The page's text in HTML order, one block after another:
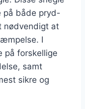
på både pryd-
nødvendigt at
I
på forskellige
samt
sikre og